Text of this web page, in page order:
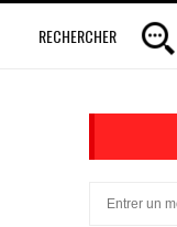
RECHERCHER